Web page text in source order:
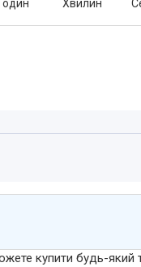
Годин Хвилин
купити будь-який